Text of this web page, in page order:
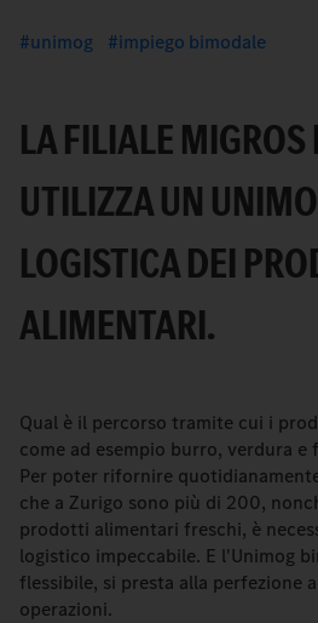
unimog impiego bimodale
LA FILIALE
UTILIZZA UN
LOGISTICA DEI
ALIMENTARI.
Qual è il percorso tramite cui i
come ad esempio burro, verdura
Per poter rifornire
che a Zurigo sono più di 200,
prodotti alimentari freschi, è
logistico impeccabile. E l'Unimog
flessibile, si presta alla perfezione
operazioni.